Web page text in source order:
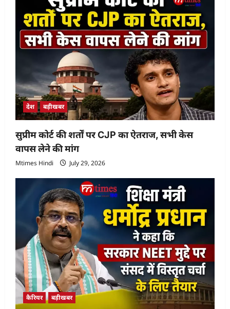
देश बड़ीखबर
सुप्रीम कोर्ट की शर्तों पर CJP का ऐतराज, सभी केस
वापस लेने की मांग
Mtimes Hindi July 29, 2026
कैरियर बड़ीखबर